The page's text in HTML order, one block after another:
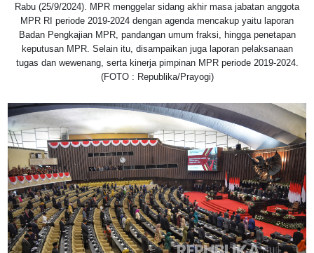
Rabu (25/9/2024). MPR menggelar sidang akhir masa jabatan anggota
MPR RI periode 2019-2024 dengan agenda mencakup yaitu laporan
Badan Pengkajian MPR, pandangan umum fraksi, hingga penetapan
keputusan MPR. Selain itu, disampaikan juga laporan pelaksanaan
tugas dan wewenang, serta kinerja pimpinan MPR periode 2019-2024.
(FOTO : Republika/Prayogi)